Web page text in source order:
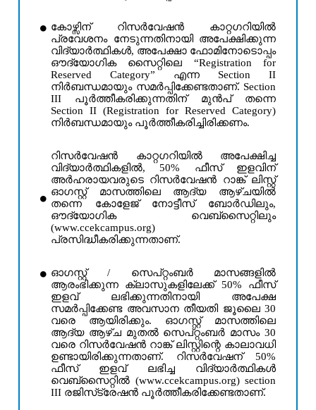
കോഴ്സിന് റിസർവേഷൻ കാറ്റഗറിയിൽ
പ്രവേശനം നേടുന്നതിനായി അപേക്ഷിക്കുന്ന
വിദ്യാർത്ഥികൾ, അപേക്ഷാ ഫോമിനോടൊപ്പം
ഔദ്യോഗിക സൈറ്റിലെ “Registration for
Reserved Category” എന്ന Section II
നിർബന്ധമായും സമർപ്പിക്കേണ്ടതാണ്. Section
III പൂർത്തീകരിക്കുന്നതിന് മുൻപ് തന്നെ
Section II (Registration for Reserved Category)
നിർബന്ധമായും പൂർത്തീകരിച്ചിരിക്കണം.
റിസർവേഷൻ കാറ്റഗറിയിൽ അപേക്ഷിച്ച
വിദ്യാർത്ഥികളിൽ, 50% ഫീസ് ഇളവിന്
അർഹരായവരുടെ റിസർവേഷൻ റാങ്ക് ലിസ്റ്റ്
ഓഗസ്റ്റ് മാസത്തിലെ ആദ്യ ആഴ്ചയിൽ
തന്നെ കോളേജ് നോട്ടീസ് ബോർഡിലും,
ഔദ്യോഗിക വെബ്സൈറ്റിലും
(www.ccekcampus.org)
പ്രസിദ്ധീകരിക്കുന്നതാണ്.
ഓഗസ്റ്റ് / സെപ്റ്റംബർ മാസങ്ങളിൽ
ആരംഭിക്കുന്ന ക്ലാസുകളിലേക്ക് 50% ഫീസ്
ഇളവ് ലഭിക്കുന്നതിനായി അപേക്ഷ
സമർപ്പിക്കേണ്ട അവസാന തീയതി ജൂലൈ 30
വരെ ആയിരിക്കും. ഓഗസ്റ്റ് മാസത്തിലെ
ആദ്യ ആഴ്ച മുതൽ സെപ്റ്റംബർ മാസം 30
വരെ റിസർവേഷൻ റാങ്ക് ലിസ്റ്റിന്റെ കാലാവധി
ഉണ്ടായിരിക്കുന്നതാണ്. റിസർവേഷന് 50%
ഫീസ് ഇളവ് ലഭിച്ച വിദ്യാർത്ഥികൾ
വെബ്‌സൈറ്റിൽ (www.ccekcampus.org) section
III രജിസ്‌ട്രേഷൻ പൂർത്തീകരിക്കേണ്ടതാണ്.